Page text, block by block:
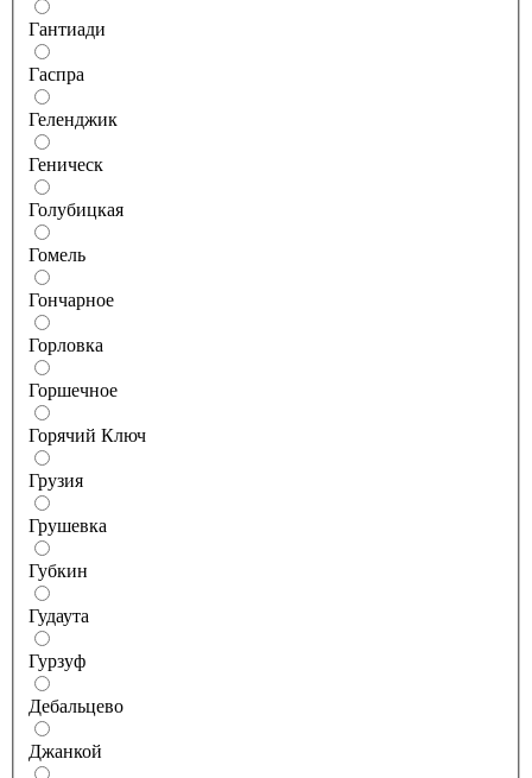
Гантиади
Гаспра
Геленджик
Геническ
Голубицкая
Гомель
Гончарное
Горловка
Горшечное
Горячий Ключ
Грузия
Грушевка
Губкин
Гудаута
Гурзуф
Дебальцево
Джанкой